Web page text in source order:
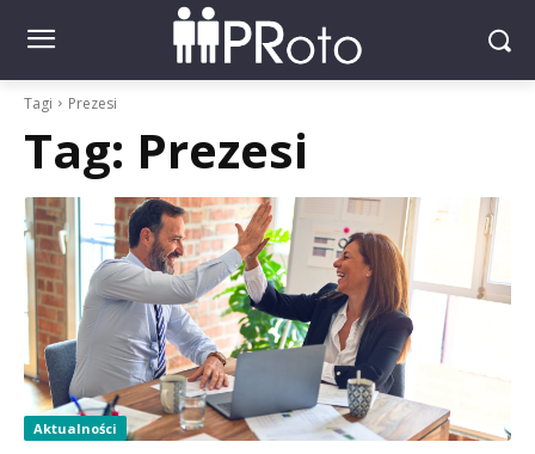
Tagi Prezesi
Tag: Prezesi
Aktualności